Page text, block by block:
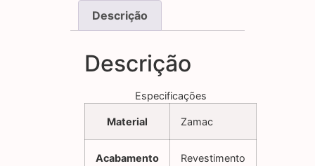
Descrição
Descrição
Especificações
Material Zamac
Acabamento
Revestimento